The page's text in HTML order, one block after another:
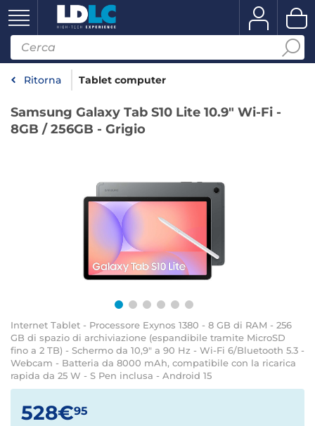
Ritorna Tablet computer
Samsung Galaxy Tab S10 Lite 10.9" Wi-Fi -
8GB / 256GB - Grigio
Internet Tablet - Processore Exynos 1380 - 8 GB di RAM - 256
GB di spazio di archiviazione (espandibile tramite MicroSD
fino a 2 TB) - Schermo da 10,9" a 90 Hz - Wi-Fi 6/Bluetooth 5.3 -
Webcam - Batteria da 8000 mAh, compatibile con la ricarica
rapida da 25 W - S Pen inclusa - Android 15
528€95